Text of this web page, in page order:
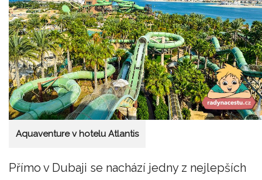
Aquaventure v hotelu Atlantis
Přímo v Dubaji se nachází jedny z nejlepších